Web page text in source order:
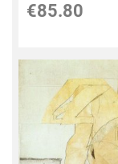
€85.80